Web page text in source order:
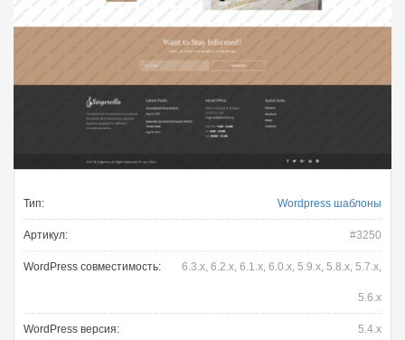
Тип: Wordpress шаблоны
Артикул: #3250
WordPress совместимость: 6.3.x, 6.2.x, 6.1.x, 6.0.x, 5.9.x, 5.8.x, 5.7.x,
5.6.x
WordPress версия: 5.4.x